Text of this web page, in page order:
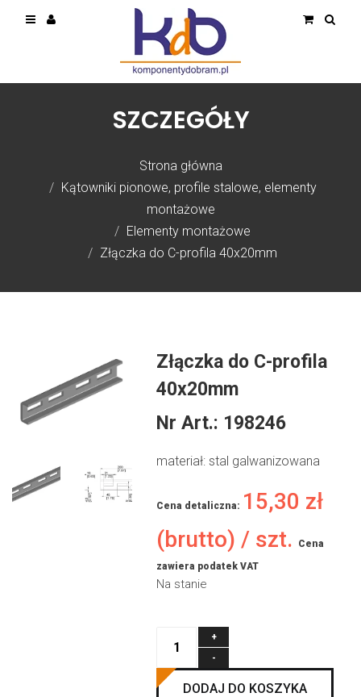
Strona główna
Kątowniki pionowe, profile stalowe, elementy
montażowe
Elementy montażowe
Złączka do C-profila 40x20mm
SZCZEGÓŁY
Złączka do C-profila
40x20mm
Nr Art.: 198246
materiał: stal galwanizowana
Cena detaliczna: 15,30 zł
(brutto) / szt.
Cena
zawiera podatek VAT
Na stanie
do
DODAJ DO KOSZYKA